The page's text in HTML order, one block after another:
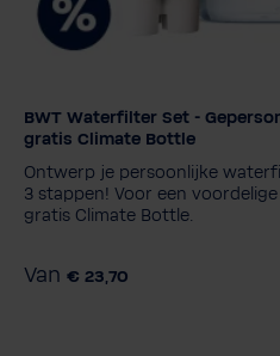
BWT Waterfilter Set -
gratis Climate Bottle
Ontwerp je persoonlijke
3 stappen! Voor een
gratis Climate Bottle.
Van € 23,70